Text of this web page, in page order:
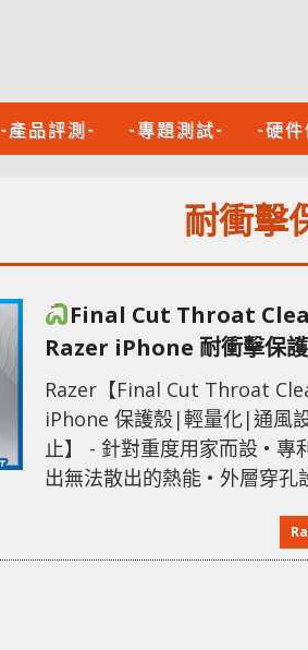
-產品評測- -專題測試- -硬
耐衝擊
Final Cut Throat
Razer iPhone 耐衝擊保
Razer【Final Cut Throat
iPhone 保護殼|輕量化|通風
止】 - 針對重度用家而設 •
出無法散出的熱能 • 外層穿孔
$219 - For iPh